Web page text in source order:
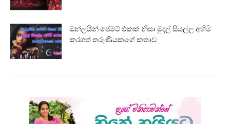
ඔන්ලයින් පේමට් එකක් නිසා මුදල් සියල්ල අහිමි
කරගත් තරුණියකගේ කතාව